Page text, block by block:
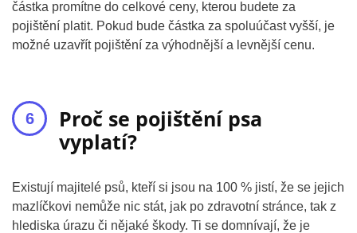
částka promítne do celkové ceny, kterou budete za
pojištění platit. Pokud bude částka za spoluúčast vyšší, je
možné uzavřít pojištění za výhodnější a levnější cenu.
Proč se pojištění psa
vyplatí?
Existují majitelé psů, kteří si jsou na 100 % jistí, že se jejich
mazlíčkovi nemůže nic stát, jak po zdravotní stránce, tak z
hlediska úrazu či nějaké škody. Ti se domnívají, že je